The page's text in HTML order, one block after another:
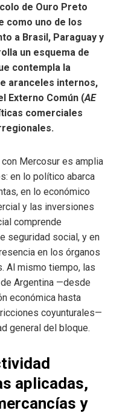
de Ouro Preto
como uno de los
a Brasil, Paraguay y
un esquema de
contempla la
aranceles internos,
Externo Común (AE
comerciales
Mercosur es amplia
en lo político abarca
en lo económico
y las inversiones
comprende
seguridad social, y en
en los órganos
Al mismo tiempo, las
Argentina —desde
económica hasta
coyunturales—
general del bloque.
aplicadas,
y